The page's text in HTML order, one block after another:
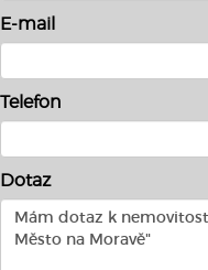
E-mail
Telefon
Dotaz